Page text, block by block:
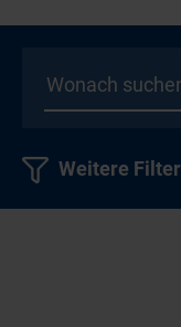
Weitere Filter